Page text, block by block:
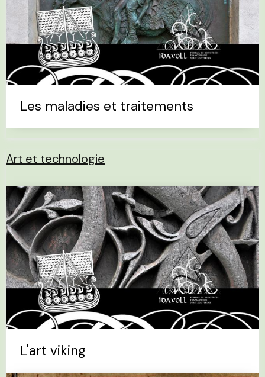
Les maladies et traitements
Art et technologie
L'art viking